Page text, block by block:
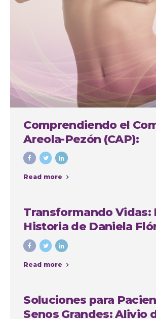
Comprendiendo el
Areola-Pezón (CAP):
Importancia y
Cirugía Plástica
Read more
Transformando Vidas:
Historia de Daniela
Nuestro Grupo
Medellín
Read more
Soluciones para
Senos Grandes: Alivio